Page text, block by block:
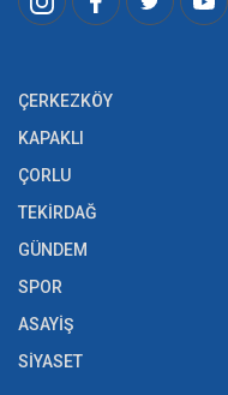
ÇERKEZKÖY
KAPAKLI
ÇORLU
TEKİRDAĞ
GÜNDEM
SPOR
ASAYİŞ
SİYASET